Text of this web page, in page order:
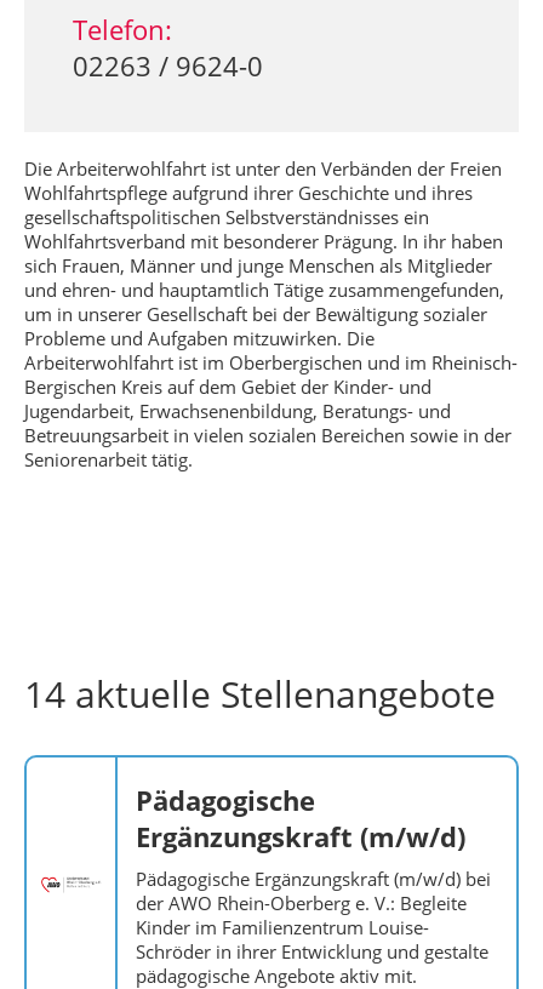
Die Arbeiterwohlfahrt ist unter den Verbänden der Freien
Wohlfahrtspflege aufgrund ihrer Geschichte und ihres
gesellschaftspolitischen Selbstverständnisses ein
Wohlfahrtsverband mit besonderer Prägung. In ihr haben
sich Frauen, Männer und junge Menschen als Mitglieder
und ehren- und hauptamtlich Tätige zusammengefunden,
um in unserer Gesellschaft bei der Bewältigung sozialer
Probleme und Aufgaben mitzuwirken. Die
Arbeiterwohlfahrt ist im Oberbergischen und im Rheinisch-
Bergischen Kreis auf dem Gebiet der Kinder- und
Jugendarbeit, Erwachsenenbildung, Beratungs- und
Betreuungsarbeit in vielen sozialen Bereichen sowie in der
Seniorenarbeit tätig.
Telefon:
02263 / 9624-0
14 aktuelle Stellenangebote
Pädagogische
Ergänzungskraft (m/w/d)
Pädagogische Ergänzungskraft (m/w/d) bei
der AWO Rhein-Oberberg e. V.: Begleite
Kinder im Familienzentrum Louise-
Schröder in ihrer Entwicklung und gestalte
pädagogische Angebote aktiv mit.